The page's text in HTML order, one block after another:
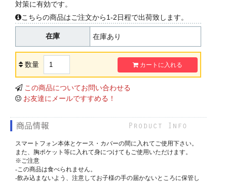
対策に有効です。
こちらの商品はご注文から1-2日程で出荷致します。
在庫 在庫あり
数量 カートに入れる
この商品についてお問い合わせる
お友達にメールですすめる！
スマートフォン本体とケース・カバーの間に入れてご使用下さい。
また、胸ポケット等に入れて身につけてもご使用いただけます。
※ご注意
-この商品は食べられません。
-飲み込まないよう、注意してお子様の手の届かないところに保管し